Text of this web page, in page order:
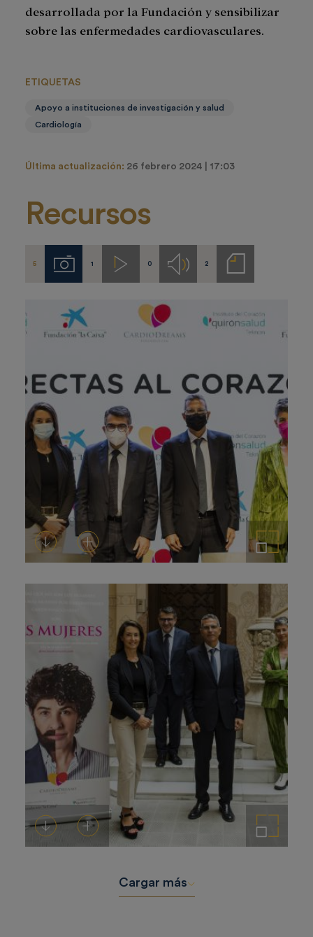
desarrollada por la Fundación y sensibilizar
sobre las enfermedades cardiovasculares.
ETIQUETAS
Apoyo a instituciones de investigación y salud
Cardiología
Última actualización: 26 febrero 2024 | 17:03
Recursos
5 Imágenes
1 Videos
0 Audios2
Notas
de
DescargarAñadir al carrito Ampliar imagen
DescargarAñadir al carrito Ampliar imagen
Cargar más